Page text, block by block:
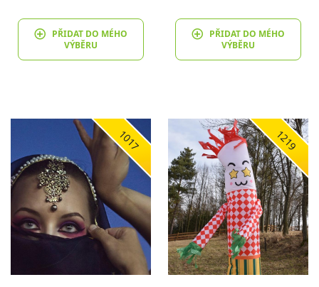
PŘIDAT DO MÉHO
VÝBĚRU
PŘIDAT DO MÉHO
VÝBĚRU
1017 1219